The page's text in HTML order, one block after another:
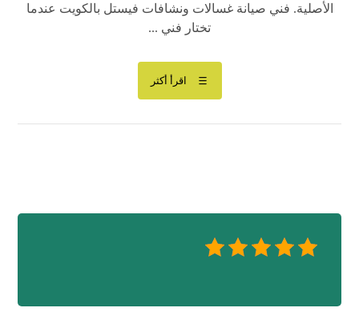
الأصلية. فني صيانة غسالات ونشافات فيستل بالكويت عندما
تختار فني ...
اقرأ أكثر